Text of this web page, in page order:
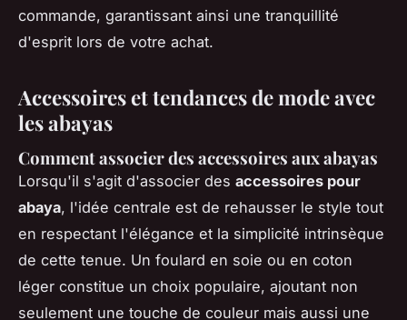
commande, garantissant ainsi une tranquillité
d'esprit lors de votre achat.
Accessoires et tendances de mode avec
les abayas
Comment associer des accessoires aux abayas
Lorsqu'il s'agit d'associer des accessoires pour
abaya, l'idée centrale est de rehausser le style tout
en respectant l'élégance et la simplicité intrinsèque
de cette tenue. Un foulard en soie ou en coton
léger constitue un choix populaire, ajoutant non
seulement une touche de couleur mais aussi une